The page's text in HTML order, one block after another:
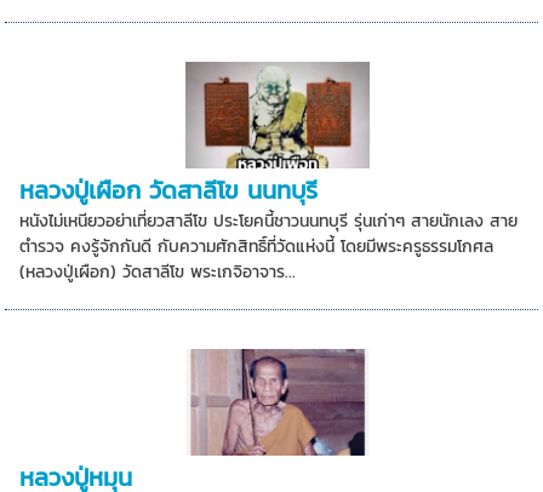
หลวงปู่เผือก วัดสาลีโข นนทบุรี
หนังไม่เหนียวอย่าเที่ยวสาลีโข ประโยคนี้ชาวนนทบุรี รุ่นเก่าๆ สายนักเลง สาย
ตำรวจ คงรู้จักกันดี กับความศักสิทธิ์ที่วัดแห่งนี้ โดยมีพระครูธรรมโกศล
(หลวงปู่เผือก) วัดสาลีโข พระเกจิอาจาร...
หลวงปู่หมุน